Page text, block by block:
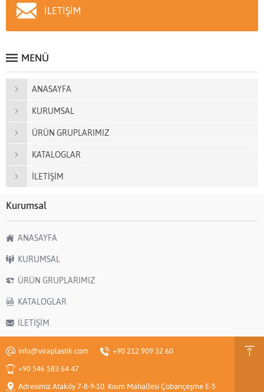
İLETİŞİM
MENÜ
ANASAYFA
KURUMSAL
ÜRÜN GRUPLARIMIZ
KATALOGLAR
İLETİŞİM
Kurumsal
ANASAYFA
KURUMSAL
ÜRÜN GRUPLARIMIZ
KATALOGLAR
İLETİŞİM
info@viraplastik.com
+90 212 909 32 60
+90 546 583 64 47
Adresimiz Ataköy 7-8-9-10. Kısım Mahallesi Çobançeşme E-5